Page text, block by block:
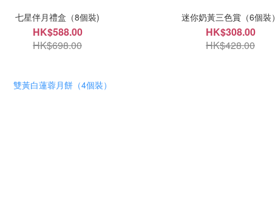
七星伴月禮盒（8個裝)
HK$588.00
HK$698.00
迷你奶黃三色賞（6個裝）
HK$308.00
HK$428.00